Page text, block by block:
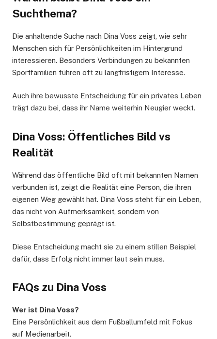
Suchthema?
Die anhaltende Suche nach Dina Voss zeigt, wie sehr
Menschen sich für Persönlichkeiten im Hintergrund
interessieren. Besonders Verbindungen zu bekannten
Sportfamilien führen oft zu langfristigem Interesse.
Auch ihre bewusste Entscheidung für ein privates Leben
trägt dazu bei, dass ihr Name weiterhin Neugier weckt.
Dina Voss: Öffentliches Bild vs
Realität
Während das öffentliche Bild oft mit bekannten Namen
verbunden ist, zeigt die Realität eine Person, die ihren
eigenen Weg gewählt hat. Dina Voss steht für ein Leben,
das nicht von Aufmerksamkeit, sondern von
Selbstbestimmung geprägt ist.
Diese Entscheidung macht sie zu einem stillen Beispiel
dafür, dass Erfolg nicht immer laut sein muss.
FAQs zu Dina Voss
Wer ist Dina Voss?
Eine Persönlichkeit aus dem Fußballumfeld mit Fokus
auf Medienarbeit.